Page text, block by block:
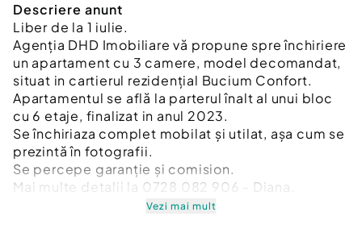
Descriere anunt
Liber de la 1 iulie.
Agenția DHD Imobiliare vă propune spre închiriere
un apartament cu 3 camere, model decomandat,
situat in cartierul rezidențial Bucium Confort.
Apartamentul se află la parterul înalt al unui bloc
cu 6 etaje, finalizat in anul 2023.
Se închiriaza complet mobilat și utilat, așa cum se
prezintă în fotografii.
Se percepe garanție și comision.
Mai multe detalii la 0728 082 906 - Diana.
Vezi mai mult